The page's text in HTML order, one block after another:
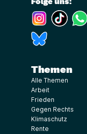
(Link öffnet
Themen
Alle Themen
Arbeit
Frieden
Gegen Rechts
Klimaschutz
Rente